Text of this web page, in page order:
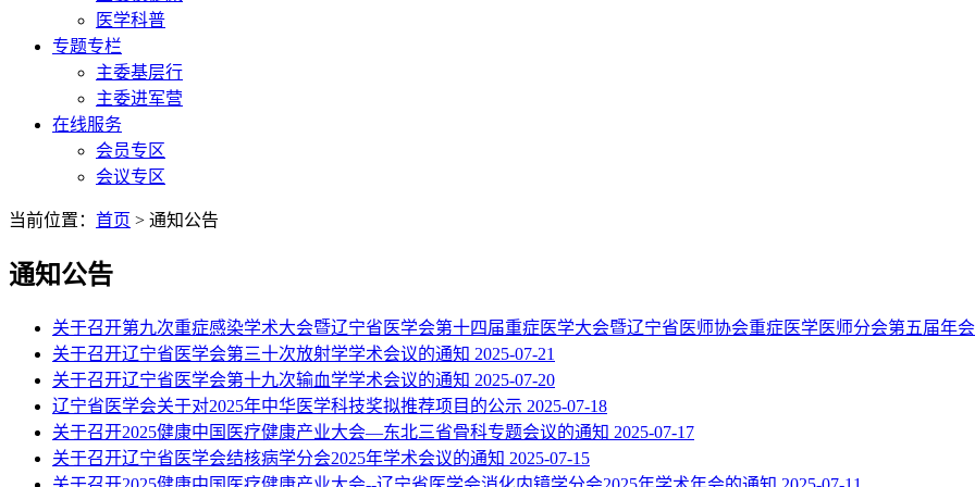
医学科普
专题专栏
主委基层行
主委进军营
在线服务
会员专区
会议专区
当前位置： 首页 > 通知公告
通知公告
关于召开第九次重症感染学术大会暨辽宁省医学会第十四届重症医学大会暨辽宁省医师协会重症医学医师分会第五届年
关于召开辽宁省医学会第三十次放射学学术会议的通知 2025-07-21
关于召开辽宁省医学会第十九次输血学学术会议的通知 2025-07-20
辽宁省医学会关于对2025年中华医学科技奖拟推荐项目的公示 2025-07-18
关于召开2025健康中国医疗健康产业大会—东北三省骨科专题会议的通知 2025-07-17
关于召开辽宁省医学会结核病学分会2025年学术会议的通知 2025-07-15